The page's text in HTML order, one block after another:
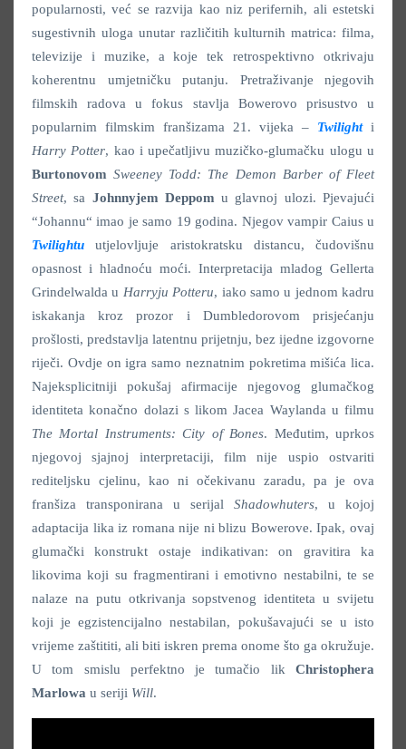
popularnosti, već se razvija kao niz perifernih, ali estetski
sugestivnih uloga unutar različitih kulturnih matrica: filma,
televizije i muzike, a koje tek retrospektivno otkrivaju
koherentnu umjetničku putanju. Pretraživanje njegovih
filmskih radova u fokus stavlja Bowerovo prisustvo u
popularnim filmskim franšizama 21. vijeka – Twilight i
Harry Potter, kao i upečatljivu muzičko-glumačku ulogu u
Burtonovom Sweeney Todd: The Demon Barber of Fleet
Street, sa Johnnyjem Deppom u glavnoj ulozi. Pjevajući
“Johannu“ imao je samo 19 godina. Njegov vampir Caius u
Twilightu
utjelovljuje aristokratsku distancu, čudovišnu
opasnost i hladnoću moći. Interpretacija mladog Gellerta
Grindelwalda u Harryju Potteru, iako samo u jednom kadru
iskakanja kroz prozor i Dumbledorovom prisjećanju
prošlosti, predstavlja latentnu prijetnju, bez ijedne izgovorne
riječi. Ovdje on igra samo neznatnim pokretima mišića lica.
Najeksplicitniji pokušaj afirmacije njegovog glumačkog
identiteta konačno dolazi s likom Jacea Waylanda u filmu
The Mortal Instruments: City of Bones. Međutim, uprkos
njegovoj sjajnoj interpretaciji, film nije uspio ostvariti
rediteljsku cjelinu, kao ni očekivanu zaradu, pa je ova
franšiza transponirana u serijal Shadowhuters, u kojoj
adaptacija lika iz romana nije ni blizu Bowerove. Ipak, ovaj
glumački konstrukt ostaje indikativan: on gravitira ka
likovima koji su fragmentirani i emotivno nestabilni, te se
nalaze na putu otkrivanja sopstvenog identiteta u svijetu
koji je egzistencijalno nestabilan, pokušavajući se u isto
vrijeme zaštititi, ali biti iskren prema onome što ga okružuje.
U tom smislu perfektno je tumačio lik Christophera
Marlowa u seriji Will.